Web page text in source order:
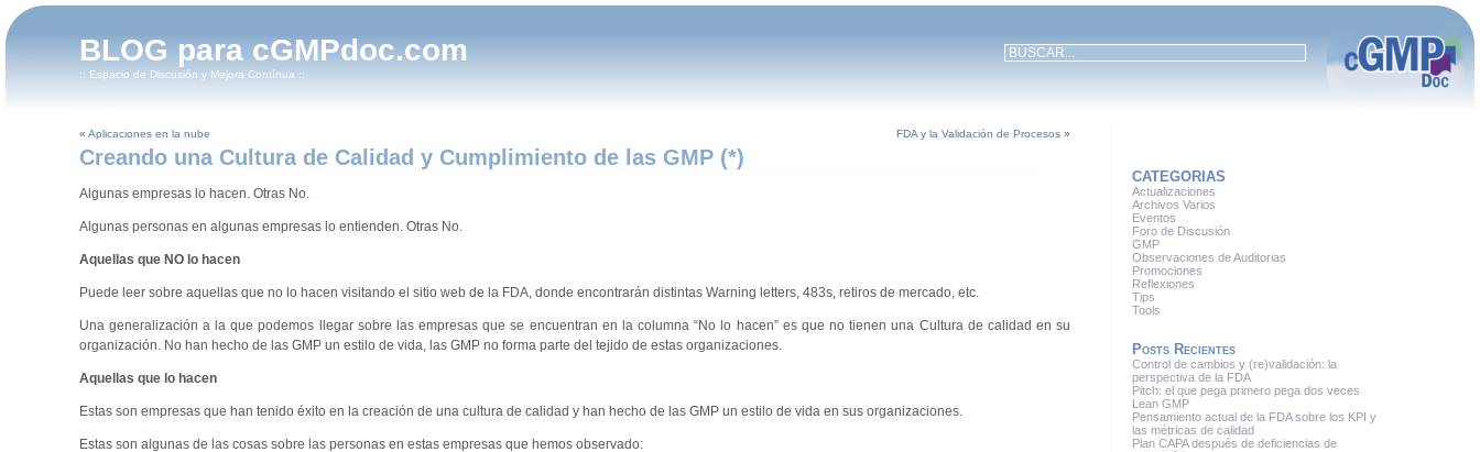
BLOG para cGMPdoc.com
:: Espacio de Discusión y Mejora Contínua ::
« Aplicaciones en la nube FDA y la Validación de Procesos »
Creando una Cultura de Calidad y Cumplimiento de las GMP (*)
Algunas empresas lo hacen. Otras No.
Algunas personas en algunas empresas lo entienden. Otras No.
Aquellas que NO lo hacen
Puede leer sobre aquellas que no lo hacen visitando el sitio web de la FDA, donde encontrarán distintas Warning letters, 483s, retiros de mercado, etc.
Una generalización a la que podemos llegar sobre las empresas que se encuentran en la columna “No lo hacen” es que no tienen una Cultura de calidad en su
organización. No han hecho de las GMP un estilo de vida, las GMP no forma parte del tejido de estas organizaciones.
Aquellas que lo hacen
Estas son empresas que han tenido éxito en la creación de una cultura de calidad y han hecho de las GMP un estilo de vida en sus organizaciones.
Estas son algunas de las cosas sobre las personas en estas empresas que hemos observado:
CATEGORIAS
Actualizaciones
Archivos Varios
Eventos
Foro de Discusión
GMP
Observaciones de Auditorias
Promociones
Reflexiones
Tips
Tools
Posts Recientes
Control de cambios y (re)validación: la
perspectiva de la FDA
Pitch: el que pega primero pega dos veces
Lean GMP
Pensamiento actual de la FDA sobre los KPI y
las métricas de calidad
Plan CAPA después de deficiencias de